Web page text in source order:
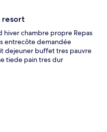
resort
hiver chambre propre Repas
entrecôte demandée
dejeuner buffet tres pauvre
tiede pain tres dur